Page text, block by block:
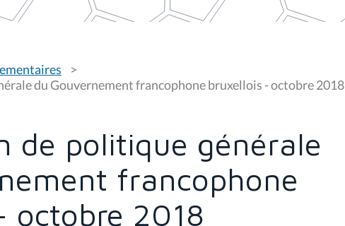
du Gouvernement francophone bruxellois - octobre 2018
de politique générale
francophone
octobre 2018